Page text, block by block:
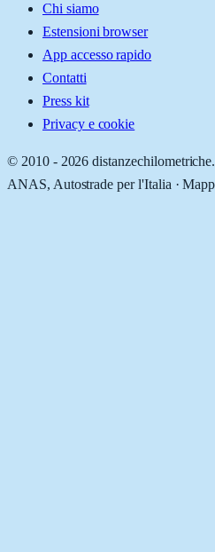
Chi siamo
Estensioni browser
App accesso rapido
Contatti
Press kit
Privacy e cookie
© 2010 - 2026
ANAS, Autostrade per l'Italia ·